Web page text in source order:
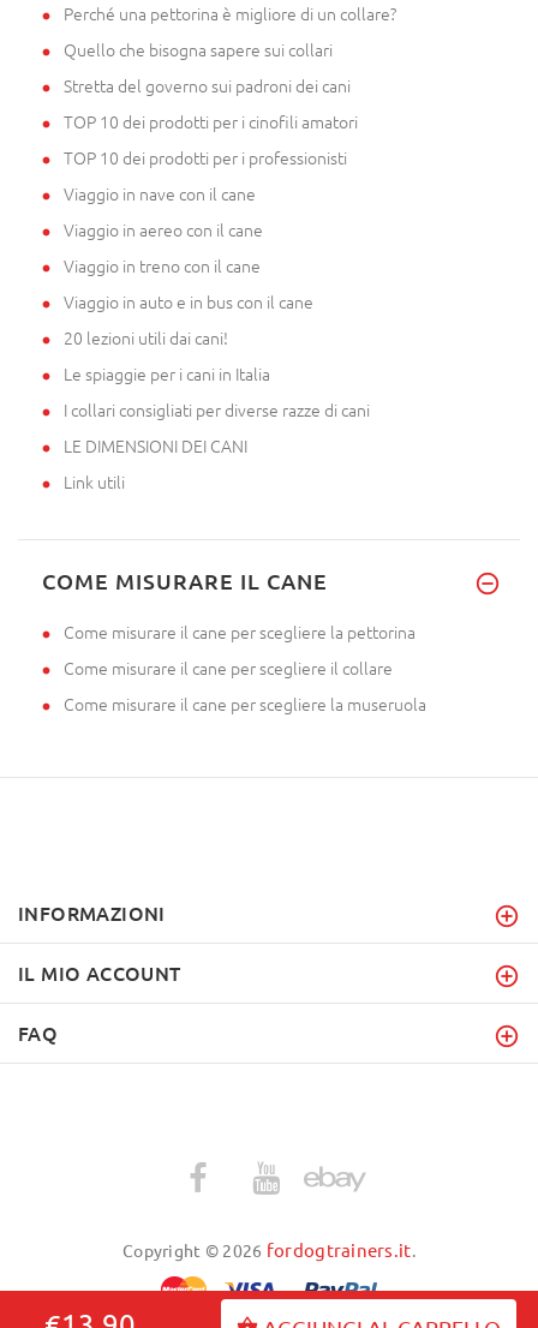
Perché una pettorina è migliore di un collare?
Quello che bisogna sapere sui collari
Stretta del governo sui padroni dei cani
TOP 10 dei prodotti per i cinofili amatori
TOP 10 dei prodotti per i professionisti
Viaggio in nave con il cane
Viaggio in aereo con il cane
Viaggio in treno con il cane
Viaggio in auto e in bus con il cane
20 lezioni utili dai cani!
Le spiaggie per i cani in Italia
I collari consigliati per diverse razze di cani
LE DIMENSIONI DEI CANI
Link utili
COME MISURARE IL CANE
Come misurare il cane per scegliere la pettorina
Come misurare il cane per scegliere il collare
Come misurare il cane per scegliere la museruola
INFORMAZIONI
IL MIO ACCOUNT
FAQ
Copyright © 2026 fordogtrainers.it.